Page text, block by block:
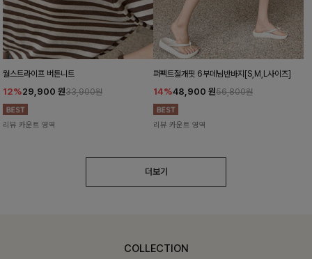
월스트라이프 버튼니트
12%29,900 원33,900원
리뷰 카운트 영역
퍼펙트절개핏 6부데님반바지[S,M,L사이즈]
14%48,900 원56,800원
리뷰 카운트 영역
더보기
COLLECTION